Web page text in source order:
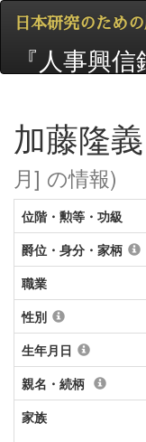
日本研究のため
『人事興
加藤隆義
月] の情報)
位階・勲等・功級
爵位・身分・家柄
職業
性別
生年月日
親名・続柄
家族